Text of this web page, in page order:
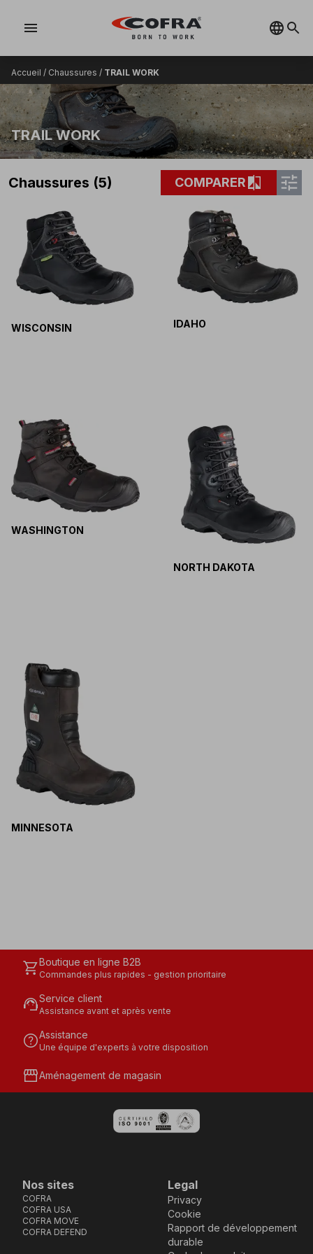
menu
Accueil / Chaussures / TRAIL WORK
TRAIL WORK
Chaussures (5) COMPARERcompare tune
WISCONSIN IDAHO
WASHINGTON
NORTH DAKOTA
MINNESOTA
shopping_cartBoutique en ligne B2B
Commandes plus rapides - gestion prioritaire
support_agentService client
Assistance avant et après vente
helpAssistance
Une équipe d'experts à votre disposition
storefrontAménagement de magasin
Nos sites
COFRA
COFRA USA
COFRA MOVE
COFRA DEFEND
Legal
Privacy
Cookie
Rapport de développement
durable